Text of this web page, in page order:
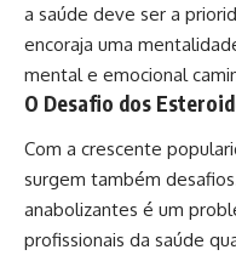
a saúde deve ser a
encoraja uma
mental e emocional
O Desafio dos
Com a crescente
surgem também
anabolizantes é um
profissionais da saúde